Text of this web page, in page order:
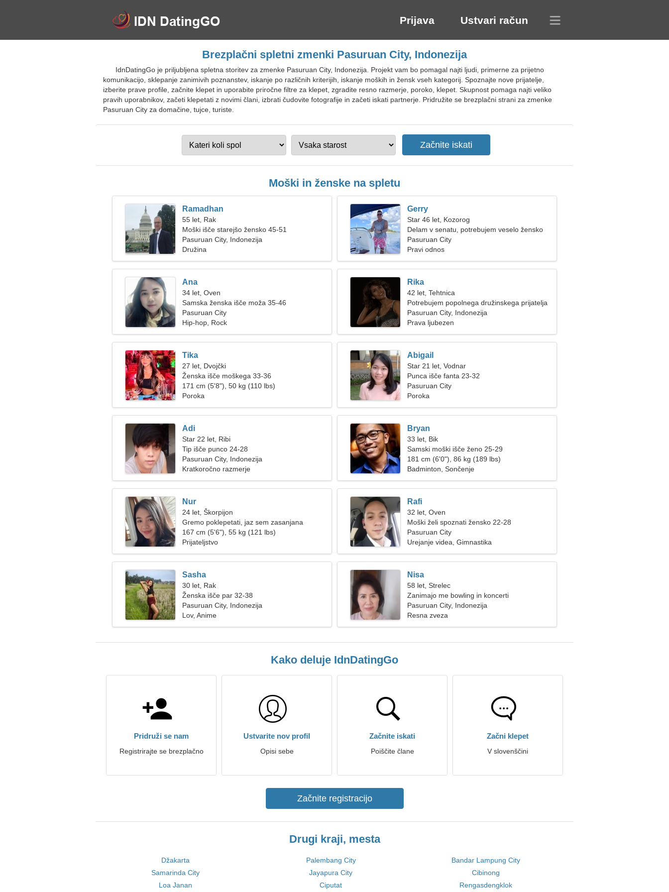
Prijava Ustvari račun
Brezplačni spletni zmenki Pasuruan City, Indonezija
IdnDatingGo je priljubljena spletna storitev za zmenke Pasuruan City, Indonezija. Projekt vam bo pomagal najti ljudi, primerne za prijetno
komunikacijo, sklepanje zanimivih poznanstev, iskanje po različnih kriterijih, iskanje moških in žensk vseh kategorij. Spoznajte nove prijatelje,
izberite prave profile, začnite klepet in uporabite priročne filtre za klepet, zgradite resno razmerje, poroko, klepet. Skupnost pomaga najti veliko
pravih uporabnikov, začeti klepetati z novimi člani, izbrati čudovite fotografije in začeti iskati partnerje. Pridružite se brezplačni strani za zmenke
Pasuruan City za domačine, tujce, turiste.
Moški in ženske na spletu
Ramadhan
55 let, Rak
Moški išče starejšo žensko 45-51
Pasuruan City, Indonezija
Družina
Gerry
Star 46 let, Kozorog
Delam v senatu, potrebujem veselo žensko
Pasuruan City
Pravi odnos
Ana
34 let, Oven
Samska ženska išče moža 35-46
Pasuruan City
Hip-hop, Rock
Rika
42 let, Tehtnica
Potrebujem popolnega družinskega prijatelja
Pasuruan City, Indonezija
Prava ljubezen
Tika
27 let, Dvojčki
Ženska išče moškega 33-36
171 cm (5'8"), 50 kg (110 lbs)
Poroka
Abigail
Star 21 let, Vodnar
Punca išče fanta 23-32
Pasuruan City
Poroka
Adi
Star 22 let, Ribi
Tip išče punco 24-28
Pasuruan City, Indonezija
Kratkoročno razmerje
Bryan
33 let, Bik
Samski moški išče ženo 25-29
181 cm (6'0"), 86 kg (189 lbs)
Badminton, Sončenje
Nur
24 let, Škorpijon
Gremo poklepetati, jaz sem zasanjana
ženska
167 cm (5'6"), 55 kg (121 lbs)
Prijateljstvo
Rafi
32 let, Oven
Moški želi spoznati žensko 22-28
Pasuruan City
Urejanje videa, Gimnastika
Sasha
30 let, Rak
Ženska išče par 32-38
Pasuruan City, Indonezija
Lov, Anime
Nisa
58 let, Strelec
Zanimajo me bowling in koncerti
Pasuruan City, Indonezija
Resna zveza
Kako deluje IdnDatingGo
Pridruži se nam
Registrirajte se brezplačno
Ustvarite nov profil
Opisi sebe
Začnite iskati
Poiščite člane
Začni klepet
V slovenščini
Začnite registracijo
Drugi kraji, mesta
Džakarta Palembang City
Bandar Lampung City
Samarinda City
Jayapura City
Cibinong
Loa Janan
Ciputat Rengasdengklok